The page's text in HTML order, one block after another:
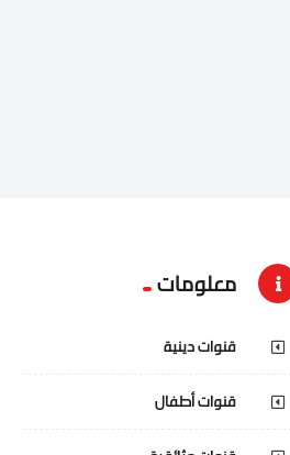
معلومات
قنوات دينية
قنوات أطفال